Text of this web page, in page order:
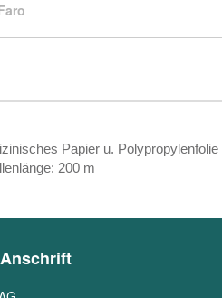
Papier u. Polypropylenfolie
200 m